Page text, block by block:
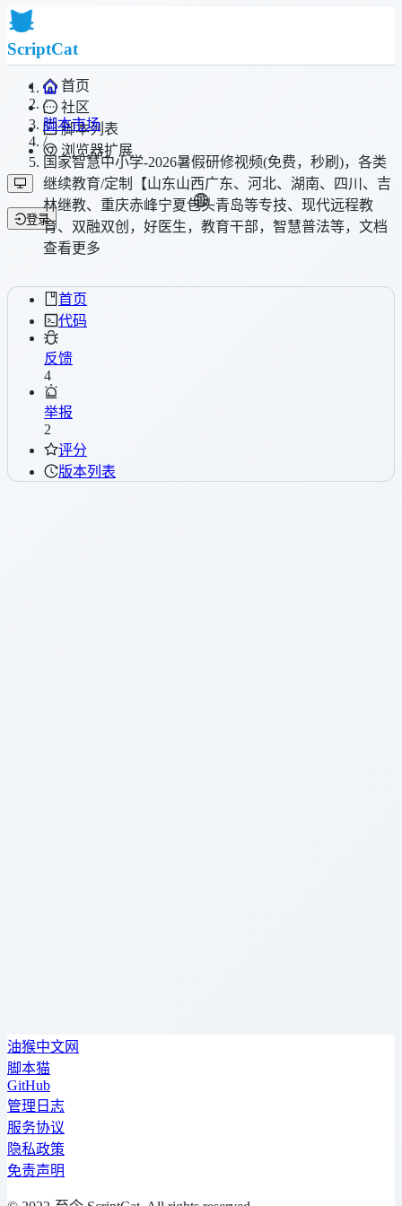
ScriptCat
首页
社区
脚本列表
浏览器扩展
登录
/
脚本市场
/
国家智慧中小学-2026暑假研修视频(免费，秒刷)，各类
继续教育/定制【山东山西广东、河北、湖南、四川、吉
林继教、重庆赤峰宁夏包头青岛等专技、现代远程教
育、双融双创，好医生，教育干部，智慧普法等，文档
查看更多
首页
代码
反馈
4
举报
2
评分
版本列表
油猴中文网
脚本猫
GitHub
管理日志
服务协议
隐私政策
免责声明